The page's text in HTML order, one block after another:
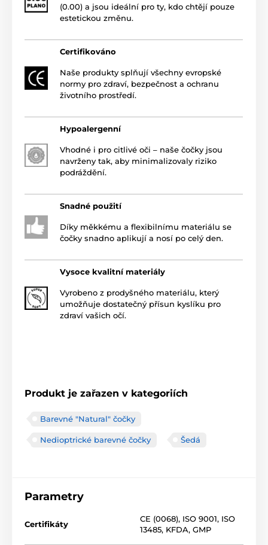
(0.00) a jsou ideální pro ty, kdo chtějí pouze
estetickou změnu.
Certifikováno
Naše produkty splňují všechny evropské
normy pro zdraví, bezpečnost a ochranu
životního prostředí.
Hypoalergenní
Vhodné i pro citlivé oči – naše čočky jsou
navrženy tak, aby minimalizovaly riziko
podráždění.
Snadné použití
Díky měkkému a flexibilnímu materiálu se
čočky snadno aplikují a nosí po celý den.
Vysoce kvalitní materiály
Vyrobeno z prodyšného materiálu, který
umožňuje dostatečný přísun kyslíku pro
zdraví vašich očí.
Produkt je zařazen v kategoriích
Barevné "Natural" čočky
Nedioptrické barevné čočky Šedá
Parametry
Certifikáty
CE (0068), ISO 9001, ISO
13485, KFDA, GMP